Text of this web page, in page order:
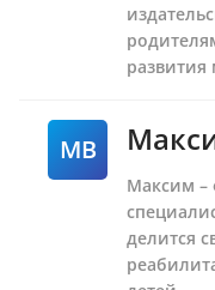
МВ
Максим –
делится